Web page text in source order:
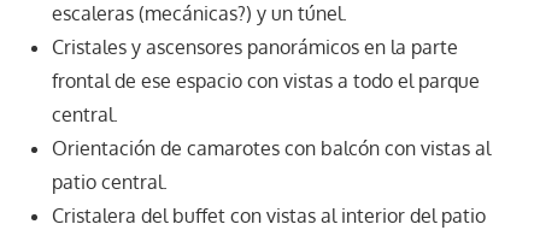
escaleras (mecánicas?) y un túnel.
Cristales y ascensores panorámicos en la parte
frontal de ese espacio con vistas a todo el parque
central.
Orientación de camarotes con balcón con vistas al
patio central.
Cristalera del buffet con vistas al interior del patio